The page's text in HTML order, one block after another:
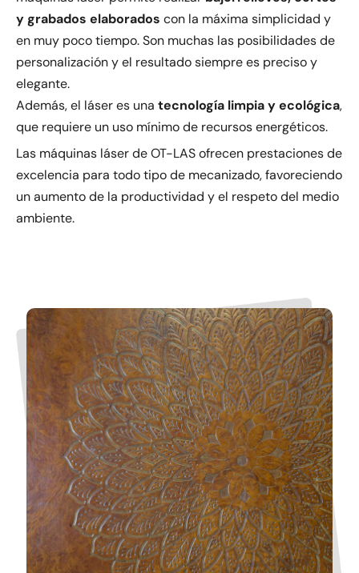
y grabados elaborados con la máxima simplicidad y
en muy poco tiempo. Son muchas las posibilidades de
personalización y el resultado siempre es preciso y
elegante.
Además, el láser es una tecnología limpia y ecológica,
que requiere un uso mínimo de recursos energéticos.
Las máquinas láser de OT-LAS ofrecen prestaciones de
excelencia para todo tipo de mecanizado, favoreciendo
un aumento de la productividad y el respeto del medio
ambiente.